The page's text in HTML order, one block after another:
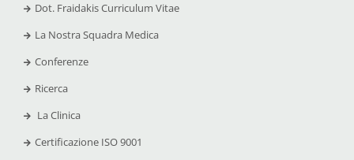
Dot. Fraidakis Curriculum Vitae
La Nostra Squadra Medica
Conferenze
Ricerca
La Clinica
Certificazione ISO 9001